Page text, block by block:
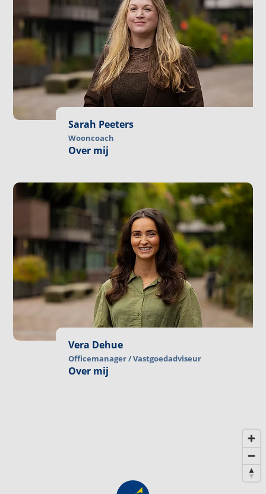
Sarah Peeters
Wooncoach
Over mij
Vera Dehue
Officemanager / Vastgoedadviseur
Over mij